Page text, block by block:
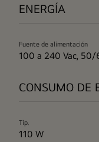
ENERGÍA
Fuente de alimentación
100 a 240 Vac, 50/
CONSUMO DE
Típ.
110 W